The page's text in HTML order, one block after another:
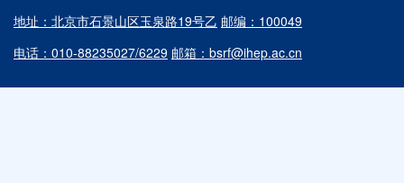
地址：北京市石景山区玉泉路19号乙 邮编：100049
电话：010-88235027/6229 邮箱：bsrf@ihep.ac.cn